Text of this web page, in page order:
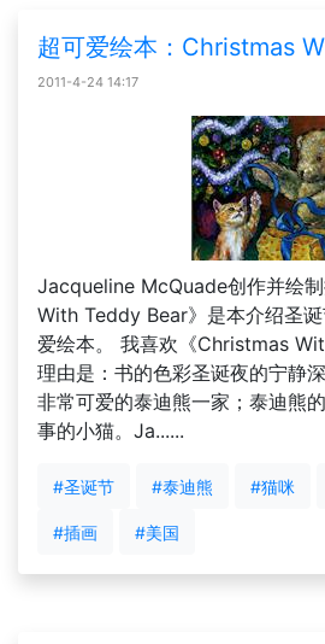
超可爱绘本：Christmas
2011-4-24 14:17
Jacqueline McQuade创作并绘
With Teddy Bear》是本介绍圣
爱绘本。 我喜欢《Christmas
理由是：书的色彩圣诞夜的宁静
非常可爱的泰迪熊一家；泰迪熊
事的小猫。Ja......
#圣诞节 #泰迪熊 #猫咪
#插画 #美国